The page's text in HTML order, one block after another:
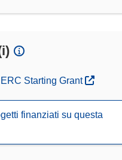
Starting Grant
finanziati su questa